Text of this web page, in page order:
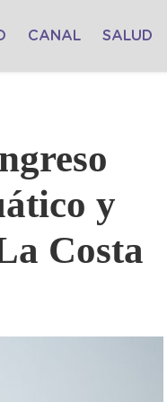
CANAL SALUD
y
Costa